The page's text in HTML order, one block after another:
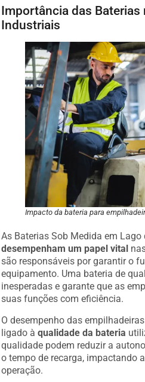
Importância das Baterias
Industriais
Impacto da bateria para
As Baterias Sob Medida em Lago
desempenham um papel vital
são responsáveis por garantir o
equipamento. Uma bateria de
inesperadas e garante que as
suas funções com eficiência.
O desempenho das
ligado àqualidade da bateria
qualidade podem reduzir a
o tempo de recarga, impactando
operação.